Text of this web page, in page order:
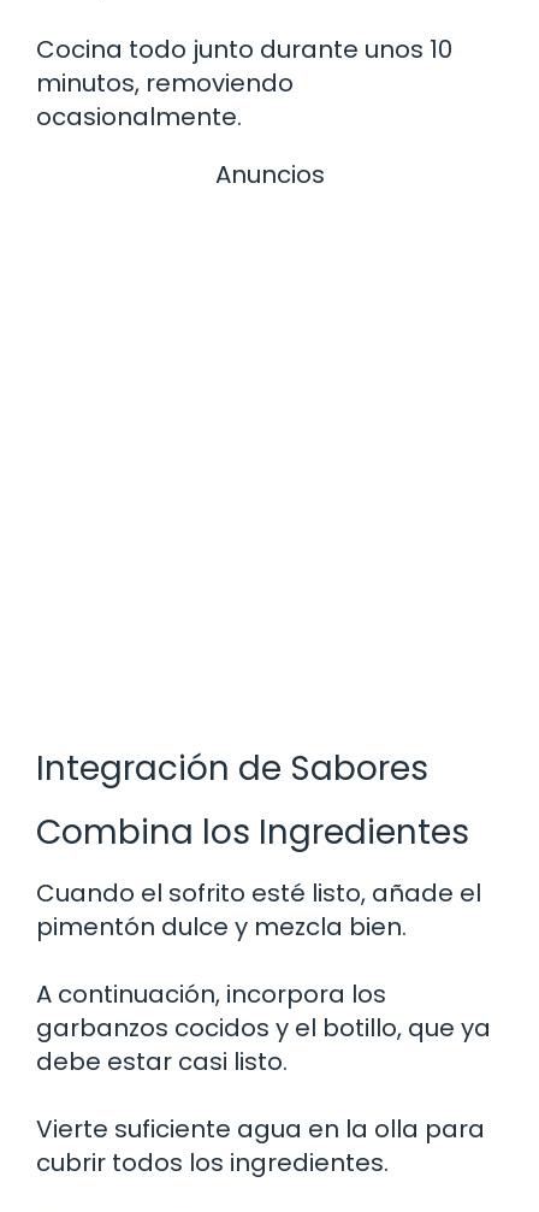
Cocina todo junto durante unos 10
minutos, removiendo
ocasionalmente.
Anuncios
Integración de Sabores
Combina los Ingredientes
Cuando el sofrito esté listo, añade el
pimentón dulce y mezcla bien.
A continuación, incorpora los
garbanzos cocidos y el botillo, que ya
debe estar casi listo.
Vierte suficiente agua en la olla para
cubrir todos los ingredientes.